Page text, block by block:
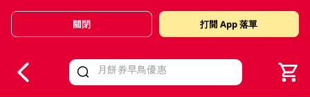
Valid Until 30 June 2026
關閉 打開 App 落單